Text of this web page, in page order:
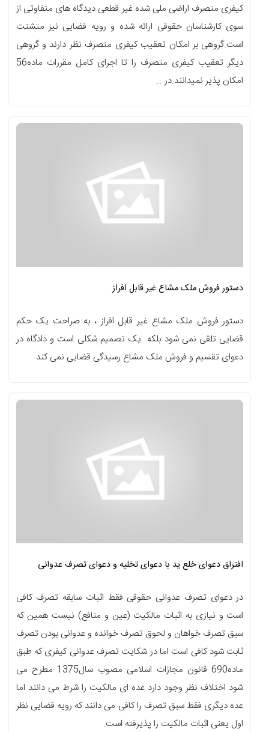
کیفری متصرف اراضی ملی شده غیر قطعی دیدگاه های متفاوتی از
سوی کارشناسان حقوقی ارائه شده و رویه قضایی نیز متشتت
است.گروهی بر امکان تعقیب کیفری متصرف نظر دارند و گروهی
دیگر تعقیب کیفری متصرف را تا اجرای کامل مقررات ماده56
امکان پذیر نمیدانند.در …
دستور فروش ملک مشاع غیر قابل افراز
دستور فروش ملک مشاع غیر قابل افراز ، به صراحت یک حکم
قضایی تلقی نمی شود بلکه یک تصمیم شکلی است و دادگاه در
دعوای تقسیم و فروش ملک مشاع رسیدگی قضایی نمی کند
افتراق دعوای خلع ید با دعوای تخلیه و دعوای تصرف عدوانی
در دعوای تصرف عدوانی حقوقی فقط اثبات سابقه تصرف کافی
است و نیازی به اثبات مالکیت (عین و منافع) نیست همین که
سبق تصرف خواهان و لحوق تصرف خوانده و عدوانی بودن تصرف
ثابت شود کافی است اما در شکایت تصرف عدوانی کیفری که طبق
ماده690 قانون مجازات اسلامی مصوب سال1375 مطرح می
شود اختلاف نظر وجود دارد عده ای مالکیت را شرط می دانند اما
عده دیگری فقط سبق تصرف را کافی می دانند که رویه قضایی نظر
اول یعنی اثبات مالکیت را پذیرفته است.